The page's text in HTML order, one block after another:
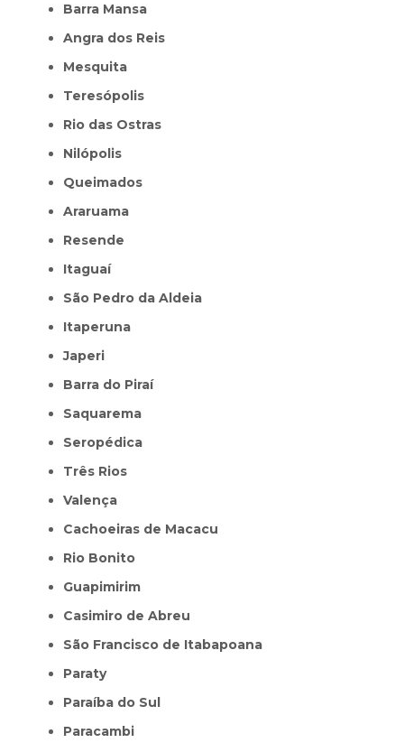
Barra Mansa
Angra dos Reis
Mesquita
Teresópolis
Rio das Ostras
Nilópolis
Queimados
Araruama
Resende
Itaguaí
São Pedro da Aldeia
Itaperuna
Japeri
Barra do Piraí
Saquarema
Seropédica
Três Rios
Valença
Cachoeiras de Macacu
Rio Bonito
Guapimirim
Casimiro de Abreu
São Francisco de Itabapoana
Paraty
Paraíba do Sul
Paracambi